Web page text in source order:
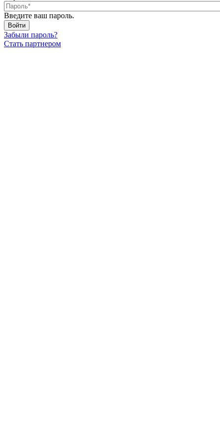
Введите ваш пароль.
Забыли пароль?
Стать партнером